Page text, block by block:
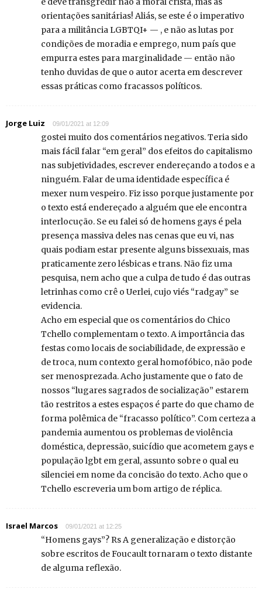
orientações sanitárias! Aliás, se este é o imperativo
para a militância LGBTQI+ — , e não as lutas por
condições de moradia e emprego, num país que
empurra estes para marginalidade — então não
tenho duvidas de que o autor acerta em descrever
essas práticas como fracassos políticos.
Jorge Luiz 09/01/2021 at 12:09
gostei muito dos comentários negativos. Teria sido
mais fácil falar “em geral” dos efeitos do capitalismo
nas subjetividades, escrever endereçando a todos e a
ninguém. Falar de uma identidade específica é
mexer num vespeiro. Fiz isso porque justamente por
o texto está endereçado a alguém que ele encontra
interlocução. Se eu falei só de homens gays é pela
presença massiva deles nas cenas que eu vi, nas
quais podiam estar presente alguns bissexuais, mas
praticamente zero lésbicas e trans. Não fiz uma
pesquisa, nem acho que a culpa de tudo é das outras
letrinhas como crê o Uerlei, cujo viés “radgay” se
evidencia.
Acho em especial que os comentários do Chico
Tchello complementam o texto. A importância das
festas como locais de sociabilidade, de expressão e
de troca, num contexto geral homofóbico, não pode
ser menosprezada. Acho justamente que o fato de
nossos “lugares sagrados de socialização” estarem
tão restritos a estes espaços é parte do que chamo de
forma polêmica de “fracasso político”. Com certeza a
pandemia aumentou os problemas de violência
doméstica, depressão, suicídio que acometem gays e
população lgbt em geral, assunto sobre o qual eu
silenciei em nome da concisão do texto. Acho que o
Tchello escreveria um bom artigo de réplica.
Israel Marcos 09/01/2021 at 12:25
“Homens gays”? Rs A generalização e distorção
sobre escritos de Foucault tornaram o texto distante
de alguma reflexão.